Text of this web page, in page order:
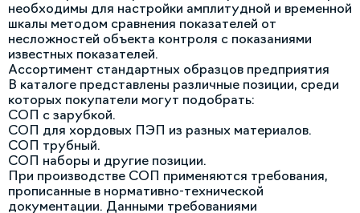
необходимы для настройки амплитудной и временной
шкалы методом сравнения показателей от
несложностей объекта контроля с показаниями
известных показателей.
Ассортимент стандартных образцов предприятия
В каталоге представлены различные позиции, среди
которых покупатели могут подобрать:
СОП с зарубкой.
СОП для хордовых ПЭП из разных материалов.
СОП трубный.
СОП наборы и другие позиции.
При производстве СОП применяются требования,
прописанные в нормативно-технической
документации. Данными требованиями